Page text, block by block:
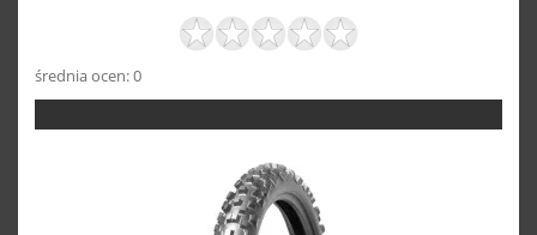
średnia ocen: 0